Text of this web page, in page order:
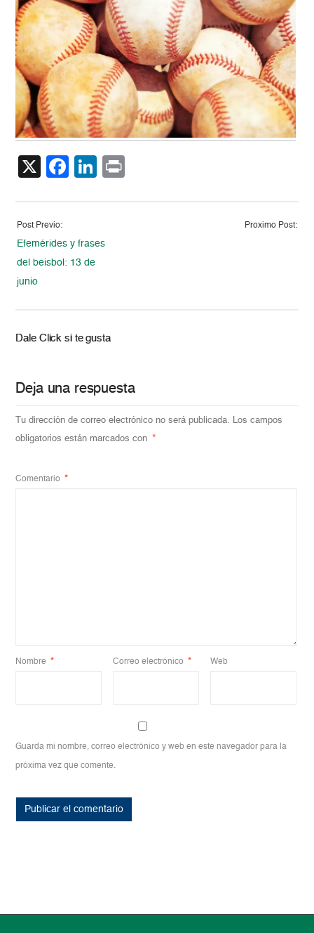
X Facebook
LinkedIn
Post Previo:
Efemérides y frases
del beisbol: 13 de
junio
Proximo Post:
Dale Click si te gusta
Deja una respuesta
Tu dirección de correo electrónico no será publicada. Los campos
obligatorios están marcados con *
Comentario *
Nombre * Correo electrónico * Web
Guarda mi nombre, correo electrónico y web en este navegador para la
próxima vez que comente.